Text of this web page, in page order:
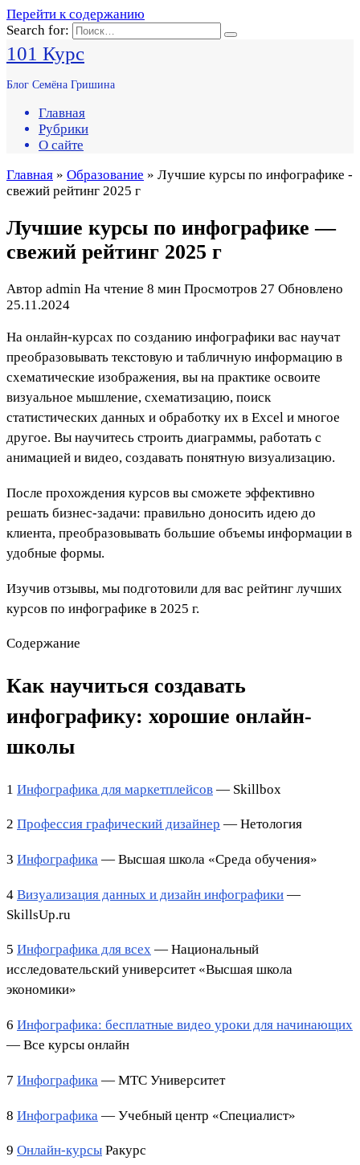
Перейти к содержанию
Search for:
101 Курс
Блог Семёна Гришина
Главная
Рубрики
О сайте
Главная » Образование » Лучшие курсы по инфографике -
свежий рейтинг 2025 г
Лучшие курсы по инфографике —
свежий рейтинг 2025 г
Автор admin На чтение 8 мин Просмотров 27 Обновлено
25.11.2024
На онлайн-курсах по созданию инфографики вас научат
преобразовывать текстовую и табличную информацию в
схематические изображения, вы на практике освоите
визуальное мышление, схематизацию, поиск
статистических данных и обработку их в Excel и многое
другое. Вы научитесь строить диаграммы, работать с
анимацией и видео, создавать понятную визуализацию.
После прохождения курсов вы сможете эффективно
решать бизнес-задачи: правильно доносить идею до
клиента, преобразовывать большие объемы информации в
удобные формы.
Изучив отзывы, мы подготовили для вас рейтинг лучших
курсов по инфографике в 2025 г.
Содержание
Как научиться создавать
инфографику: хорошие онлайн-
школы
1 Инфографика для маркетплейсов — Skillbox
2 Профессия графический дизайнер — Нетология
3 Инфографика — Высшая школа «Среда обучения»
4 Визуализация данных и дизайн инфографики —
SkillsUp.ru
5 Инфографика для всех — Национальный
исследовательский университет «Высшая школа
экономики»
6 Инфографика: бесплатные видео уроки для начинающих
— Все курсы онлайн
7 Инфографика — МТС Университет
8 Инфографика — Учебный центр «Специалист»
9 Онлайн-курсы Ракурс